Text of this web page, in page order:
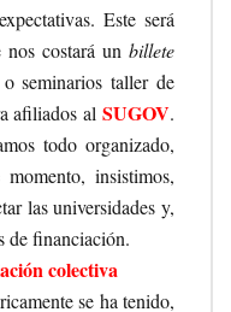
Este será
costará un billete
seminarios taller de
afiliados al SUGOV.
todo organizado,
insistimos,
las universidades y,
de financiación.
colectiva
se ha tenido,